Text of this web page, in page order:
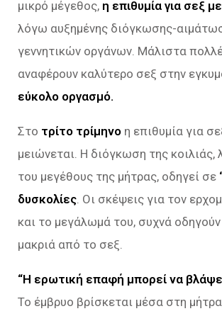
μικρό μέγεθος, η επιθυμία για σεξ
λόγω αυξημένης διόγκωσης-
γεννητικών οργάνων. Μάλιστα
αναφέρουν καλύτερο σεξ στην
εύκολο οργασμό.
Στο τρίτο τρίμηνο η επιθυμία για
μειώνεται. Η διόγκωση της
του μεγέθους της μήτρας, οδηγεί σε
δυσκολίες . Οι σκέψεις για τον
και το μεγάλωμά του, συχνά οδηγούν
μακριά από το σεξ.
“Η ερωτική επαφή μπορεί να
Το έμβρυο βρίσκεται μέσα στη